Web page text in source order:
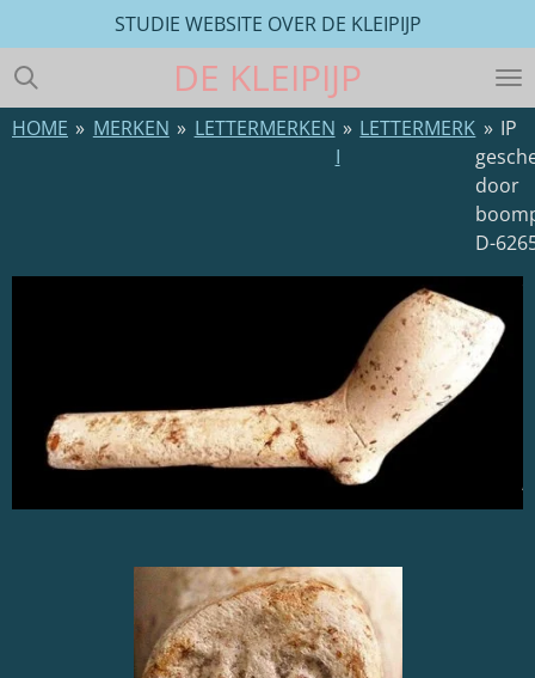
direct
naar
de
hoofdinhoud
DE KLEIPIJP
STUDIE WEBSITE OVER DE KLEIPIJP
HOME » MERKEN » LETTERMERKEN » LETTERMERK
I
» IP
door
D-